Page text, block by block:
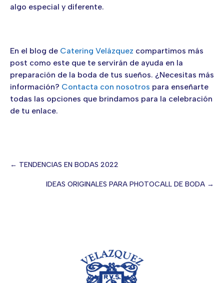
algo especial y diferente.
En el blog de Catering Velázquez compartimos más
post como este que te servirán de ayuda en la
preparación de la boda de tus sueños. ¿Necesitas más
información? Contacta con nosotros para enseñarte
todas las opciones que brindamos para la celebración
de tu enlace.
← TENDENCIAS EN BODAS 2022
IDEAS ORIGINALES PARA PHOTOCALL DE BODA →